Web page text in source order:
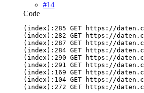
#14
Code
(index):272 GET https://